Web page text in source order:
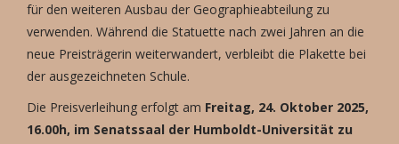
für den weiteren Ausbau der Geographieabteilung zu
verwenden. Während die Statuette nach zwei Jahren an die
neue Preisträgerin weiterwandert, verbleibt die Plakette bei
der ausgezeichneten Schule.
Die Preisverleihung erfolgt am Freitag, 24. Oktober 2025,
16.00h, im Senatssaal der Humboldt-Universität zu